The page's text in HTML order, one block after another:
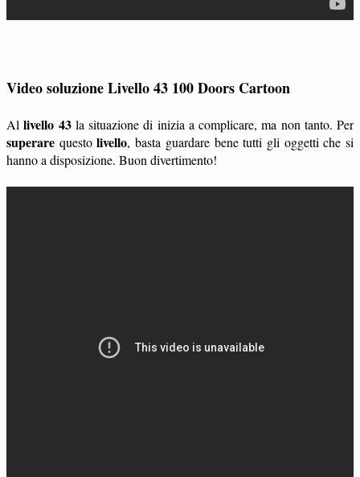
Video soluzione Livello 43 100 Doors Cartoon
Allivello 43la situazione di inizia a complicare, ma non tanto. Per
superare questolivello, basta guardare bene tutti gli oggetti che si
hanno a disposizione. Buon divertimento!